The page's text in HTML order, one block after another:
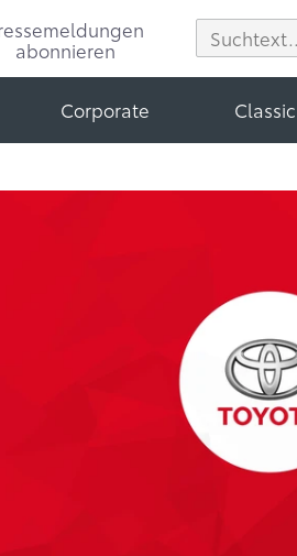
abonnieren
Corporate Classic